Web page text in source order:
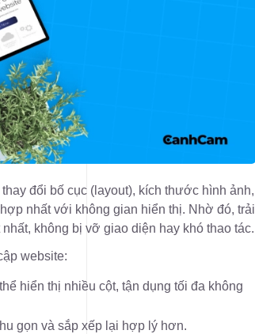
đổi bố cục (layout), kích thước hình ảnh,
nhất với không gian hiển thị. Nhờ đó, trải
không bị vỡ giao diện hay khó thao tác.
website:
hiển thị nhiều cột, tận dụng tối đa không
gọn và sắp xếp lại hợp lý hơn.